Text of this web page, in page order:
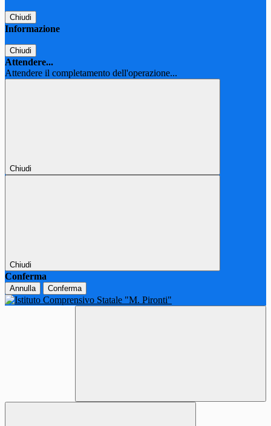
Chiudi
Informazione
Chiudi
Attendere...
Attendere il completamento dell'operazione...
Chiudi
Chiudi
Conferma
Annulla Conferma